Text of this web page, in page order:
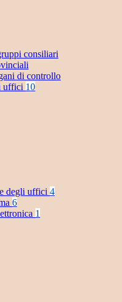
consiliari
di controllo
uffici 10
degli uffici 4
6
1